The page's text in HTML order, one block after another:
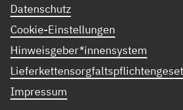
Datenschutz
Cookie-Einstellungen
Hinweisgeber*innensystem
Impressum